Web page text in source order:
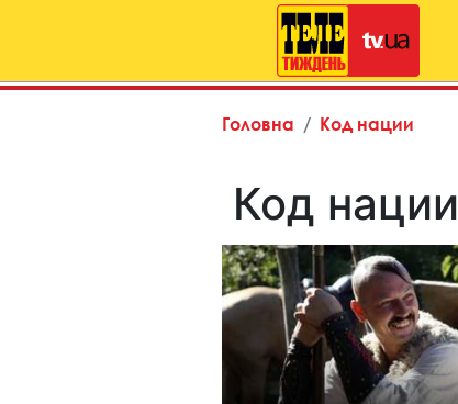
Головна Код нации
Код нации